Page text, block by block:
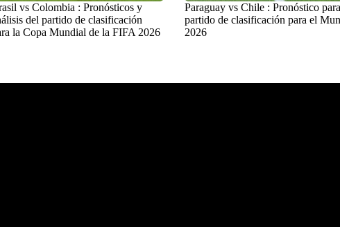
vs Colombia : Pronósticos y
del partido de clasificación
la Copa Mundial de la FIFA 2026
Paraguay vs Chile : Pronóstico
partido de clasificación para el
2026